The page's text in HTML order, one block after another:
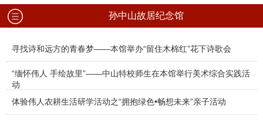
孙中山故居纪念馆
寻找诗和远方的青春梦——本馆举办“留住木棉红”花下诗歌会
“缅怀伟人 手绘故里”——中山特校师生在本馆举行美术综合实践活
动
体验伟人农耕生活研学活动之“拥抱绿色•畅想未来”亲子活动